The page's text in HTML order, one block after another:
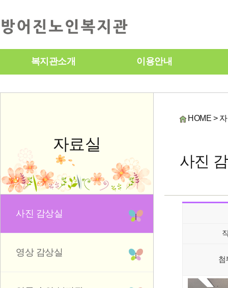
복지관소개 이용안내
자료실
사진 감상실
영상 감상실
HOME >
사진
첨